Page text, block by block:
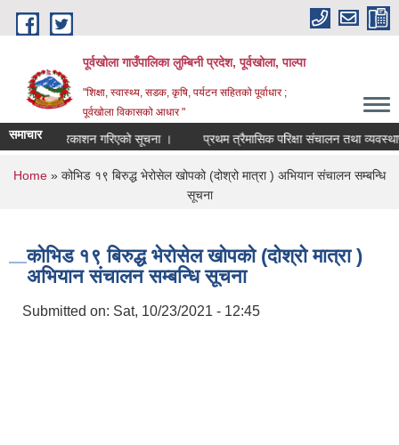
Skip to main content
पूर्वखोला गाउँपालिका लुम्बिनी प्रदेश, पूर्वखोला, पाल्पा
"शिक्षा, स्वास्थ्य, सडक, कृषि, पर्यटन सहितको पूर्वाधार ;
पूर्वखोला विकासको आधार "
समाचारप्रकाशन गरिएको सूचना । प्रथम त्रैमासिक परिक्षा संचालन तथा व्यवस्थापन
You are here
Home » कोभिड १९ बिरुद्ध भेरोसेल खोपको ‍‍‌‍‍‍‍‌‌‍‌‍(दोश्रो मात्रा ‌) अभियान संचालन सम्बन्धि
सूचना
कोभिड १९ बिरुद्ध भेरोसेल खोपको ‍‍‌‍‍‍‍‌‌‍‌‍(दोश्रो मात्रा ‌)
अभियान संचालन सम्बन्धि सूचना
Submitted on: Sat, 10/23/2021 - 12:45